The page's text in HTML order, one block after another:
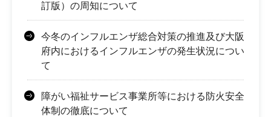
訂版）の周知について
今冬のインフルエンザ総合対策の推進及び大阪
府内におけるインフルエンザの発生状況につい
て
障がい福祉サービス事業所等における防火安全
体制の徹底について